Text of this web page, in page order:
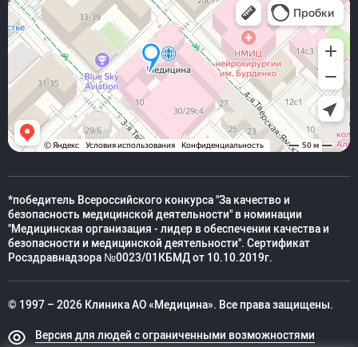
*победитель Всероссийского конкурса "За качество и
безопасность медицинской деятельности" в номинации
"Медицинская организация - лидер в обеспечении качества и
безопасности и медицинской деятельности". Сертификат
Росздравнадзора №0023/01КБМД от 10.10.2019г.
© 1997 – 2026 Клиника АО «Медицина». Все права защищены.
Версия для людей с ограниченными возможностями